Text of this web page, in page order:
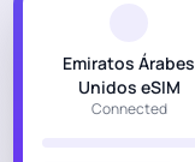
Emiratos Árabes
Unidos eSIM
Connected